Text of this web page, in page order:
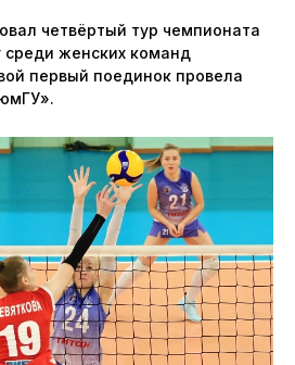
четвёртый тур чемпионата
среди женских команд
первый поединок провела